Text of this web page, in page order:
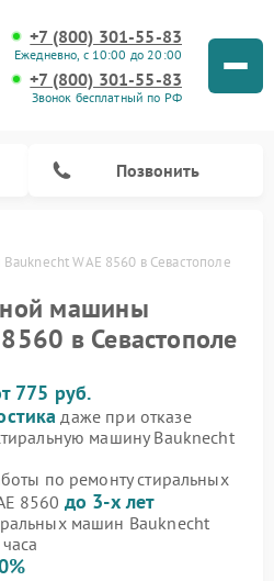
+7 (800) 301-55-83
Ежедневно, с 10:00 до 20:00
+7 (800) 301-55-83
Звонок бесплатный по РФ
Позвонить
WAE 8560 в Севастополе
машины
в Севастополе
775 руб.
даже при отказе
машину Bauknecht
по ремонту стиральных
8560 до 3-х лет
машин Bauknecht